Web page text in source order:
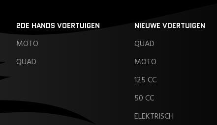
2DE HANDS VOERTUIGEN
MOTO
QUAD
NIEUWE VOERTUIGEN
QUAD
MOTO
125 CC
50 CC
ELEKTRISCH